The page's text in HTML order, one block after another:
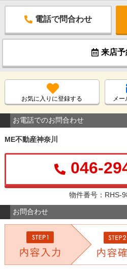
電話で問合わせ
来店予
お気に入りに登録する メー
お電話でのお問合わせ
ME不動産神奈川
046-
物件番号：RHS-
お問合わせ